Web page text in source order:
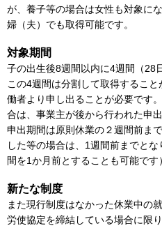
が、養子等の場合は女性も対象に
婦（夫）でも取得可能です。
対象期間
子の出生後8週間以内に4週間（28
この4週間は分割して取得するこ
働者より申し出ることが必要です
合は、事業主が後から行われた申
申出期間は原則休業の２週間前ま
した等の場合は、1週間前までと
間を1か月前とすることも可能です）
新たな制度
また現行制度はなかった休業中の
労使協定を締結している場合に限